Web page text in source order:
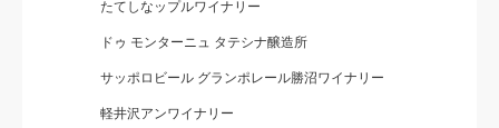
たてしなップルワイナリー
ドゥ モンターニュ タテシナ醸造所
サッポロビール グランポレール勝沼ワイナリー
軽井沢アンワイナリー